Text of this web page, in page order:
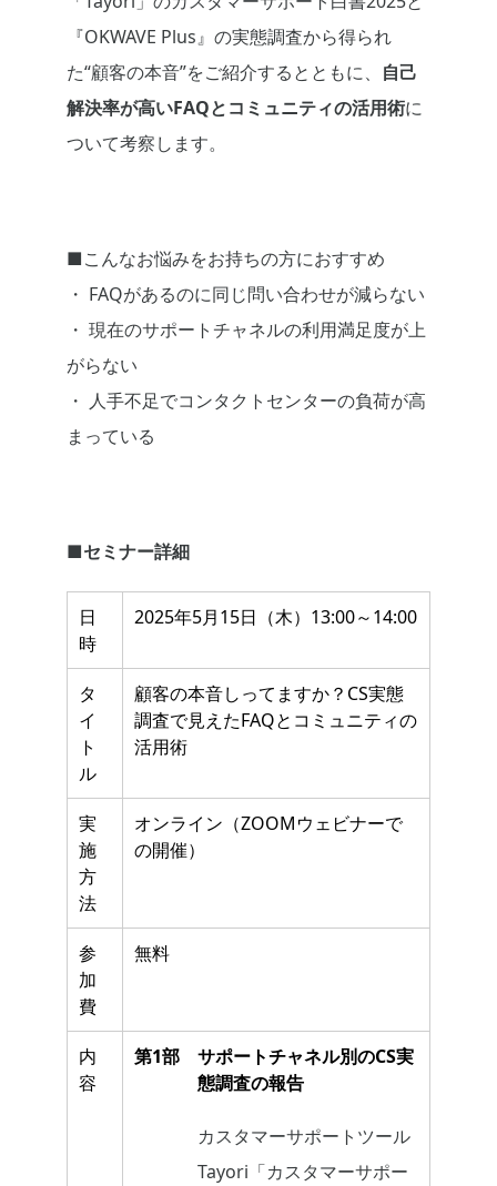
『OKWAVE Plus』の実態調査から得られ
た“顧客の本音”をご紹介するとともに、 自己
解決率が高いFAQとコミュニティの活用術に
ついて考察します。
■こんなお悩みをお持ちの方におすすめ
・ FAQがあるのに同じ問い合わせが減らない
・ 現在のサポートチャネルの利用満足度が上
がらない
・ 人手不足でコンタクトセンターの負荷が高
まっている
■セミナー詳細
日
時
2025年5月15日（木）13:00～14:00
タ
イ
ト
ル
顧客の本音しってますか？CS実態
調査で見えたFAQとコミュニティの
活用術
実
施
方
法
オンライン（ZOOMウェビナーで
の開催）
参
加
費
無料
内
容
第1部 サポートチャネル別のCS実
態調査の報告
カスタマーサポートツール
Tayori「カスタマーサポー